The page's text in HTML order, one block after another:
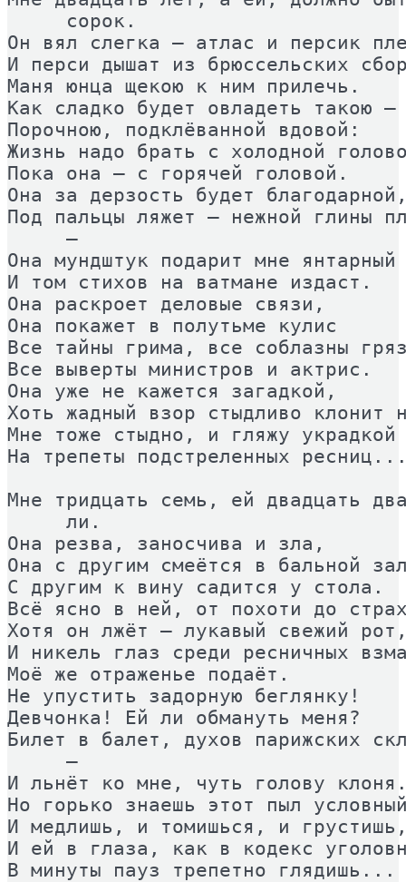
     сорок.
Он вял слегка – атлас и персик
И перси дышат из брюссельских
Маня юнца щекою к ним прилечь.
Как сладко будет овладеть такою
Порочною, подклёванной вдовой:
Жизнь надо брать с холодной
Пока она – с горячей головой.
Она за дерзость будет
Под пальцы ляжет – нежной глины
     –
Она мундштук подарит мне
И том стихов на ватмане издаст.
Она раскроет деловые связи,
Она покажет в полутьме кулис
Все тайны грима, все соблазны
Все выверты министров и актрис.
Она уже не кажется загадкой,
Хоть жадный взор стыдливо
Мне тоже стыдно, и гляжу
На трепеты подстреленных
Мне тридцать семь, ей двадцать
     ли.
Она резва, заносчива и зла,
Она с другим смеётся в бальной
С другим к вину садится у стола.
Всё ясно в ней, от похоти до
Хотя он лжёт – лукавый свежий
И никель глаз среди ресничных
Моё же отраженье подаёт.
Не упустить задорную беглянку!
Девчонка! Ей ли обмануть меня?
Билет в балет, духов парижских
     –
И льнёт ко мне, чуть голову
Но горько знаешь этот пыл
И медлишь, и томишься, и
И ей в глаза, как в кодекс
В минуты пауз трепетно